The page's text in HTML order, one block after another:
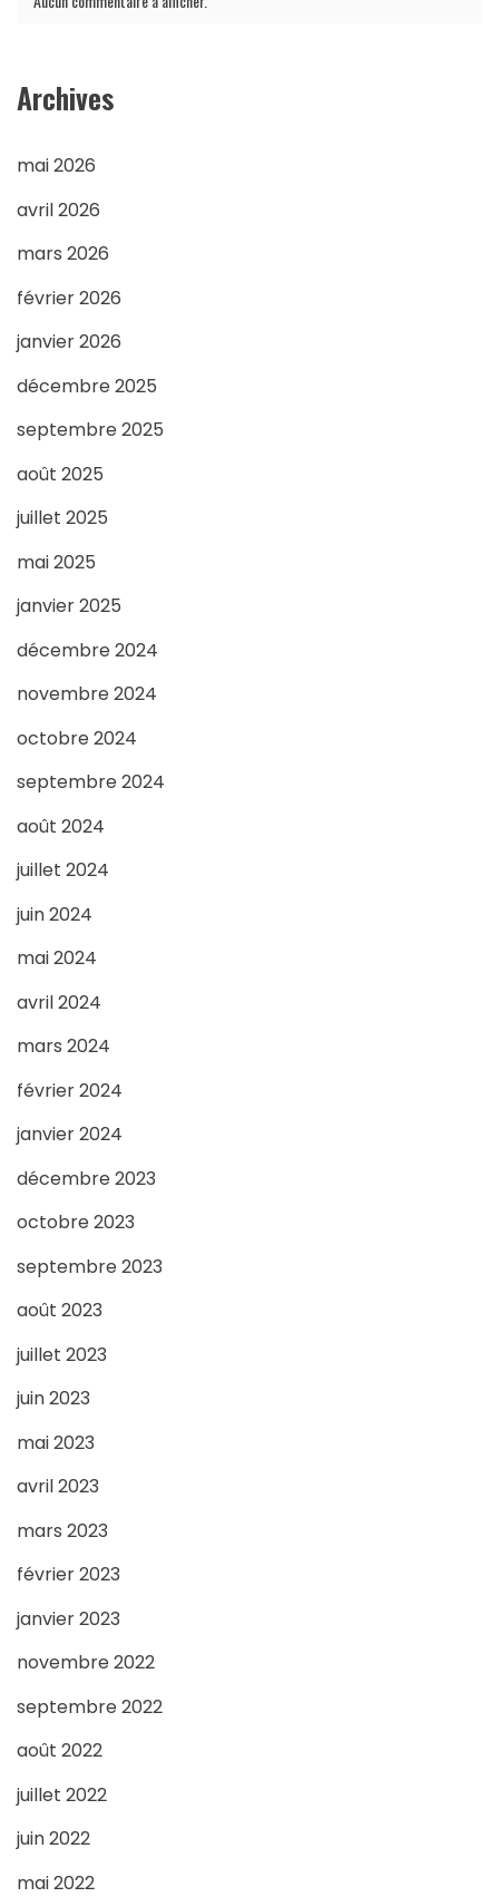
Archives
mai 2026
avril 2026
mars 2026
février 2026
janvier 2026
décembre 2025
septembre 2025
août 2025
juillet 2025
mai 2025
janvier 2025
décembre 2024
novembre 2024
octobre 2024
septembre 2024
août 2024
juillet 2024
juin 2024
mai 2024
avril 2024
mars 2024
février 2024
janvier 2024
décembre 2023
octobre 2023
septembre 2023
août 2023
juillet 2023
juin 2023
mai 2023
avril 2023
mars 2023
février 2023
janvier 2023
novembre 2022
septembre 2022
août 2022
juillet 2022
juin 2022
mai 2022